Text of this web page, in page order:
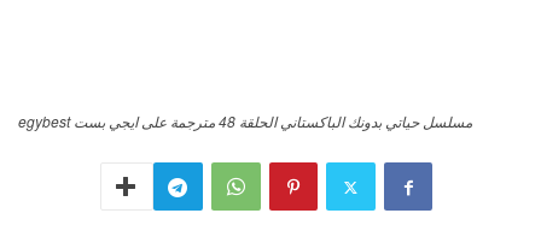
مسلسل حياتي بدونك الباكستاني الحلقة 48 مترجمة على ايجي بست egybest